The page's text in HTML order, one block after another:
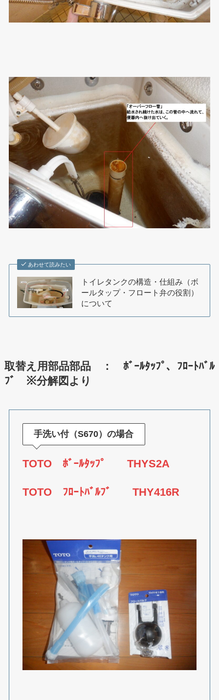
あわせて読みたい
トイレタンクの構造・仕組み（ボ
ールタップ・フロート弁の役割）
について
取替え用部品部品 ： ﾎﾞｰﾙﾀｯﾌﾟ、ﾌﾛｰﾄﾊﾞﾙ
ﾌﾞ ※分解図より
手洗い付（S670）の場合
TOTO ﾎﾞｰﾙﾀｯﾌﾟ THYS2A
TOTO ﾌﾛｰﾄﾊﾞﾙﾌﾞ THY416R